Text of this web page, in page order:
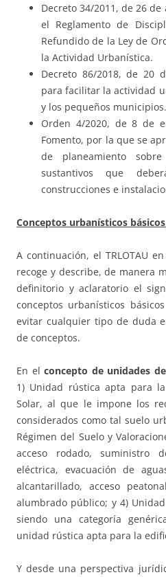
Decreto 34/2011, de 26
el Reglamento de
Refundido de la Ley de
la Actividad Urbanística.
Decreto 86/2018, de 20
para facilitar la actividad
y los pequeños municipios.
Orden 4/2020, de 8 de
Fomento, por la que se
de planeamiento
sustantivos que
construcciones e
Conceptos urbanísticos
A continuación, el TRLOTAU
recoge y describe, de manera
definitorio y aclaratorio el
conceptos urbanísticos
evitar cualquier tipo de duda
de conceptos.
En elconcepto de unidades
1) Unidad rústica apta para
Solar, al que le impone los
considerados como tal suelo
Régimen del Suelo y
acceso rodado, suministro
eléctrica, evacuación de
alcantarillado, acceso
alumbrado público; y 4)
siendo una categoría
unidad rústica apta para la
Y desde una perspectiva